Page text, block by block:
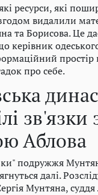
ресурси, які
видалили
та Борисова. Це
керівник
простір
про себе.
зв'язки
Аблова
подружжя
далі.
Мунтяна,